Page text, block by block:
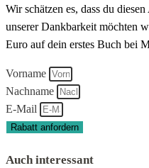
Wir schätzen es, dass du
unserer Dankbarkeit möchten
Euro auf dein erstes Buch bei
Vorname
Nachname
E-Mail
Rabatt anfordern
Auch interessant